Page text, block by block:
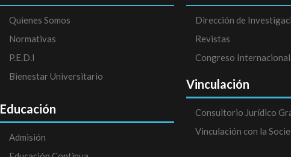
Quienes Somos
Normativas
P.E.D.I
Bienestar Universitario
Educación
Admisión
Dirección de
Revistas
Congreso Internacional
Vinculación
Consultorio Jurídico
Vinculación con la